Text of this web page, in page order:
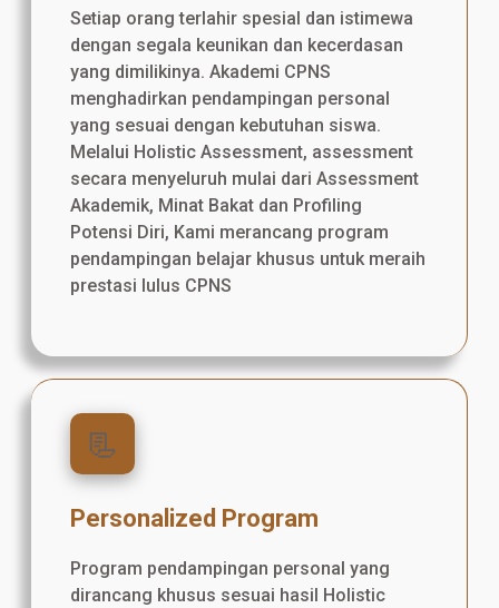
Setiap orang terlahir spesial dan istimewa
dengan segala keunikan dan kecerdasan
yang dimilikinya. Akademi CPNS
menghadirkan pendampingan personal
yang sesuai dengan kebutuhan siswa.
Melalui Holistic Assessment, assessment
secara menyeluruh mulai dari Assessment
Akademik, Minat Bakat dan Profiling
Potensi Diri, Kami merancang program
pendampingan belajar khusus untuk meraih
prestasi lulus CPNS
📃
Personalized Program
Program pendampingan personal yang
dirancang khusus sesuai hasil Holistic